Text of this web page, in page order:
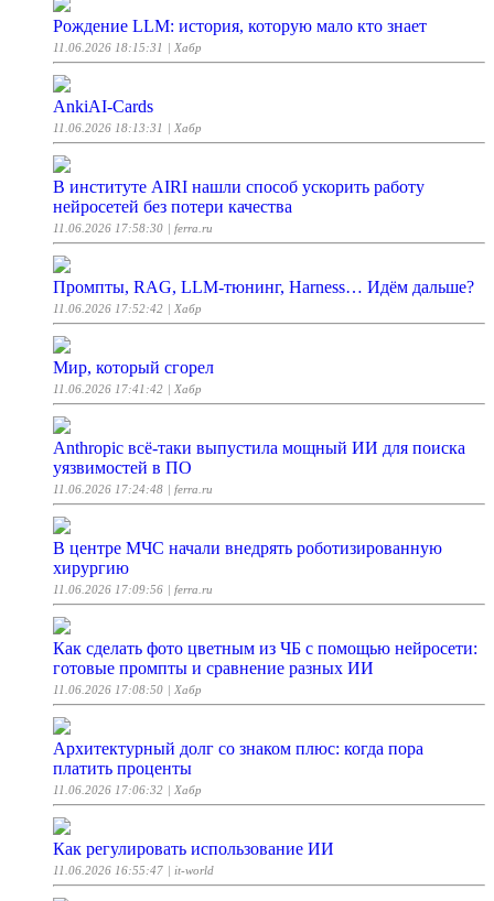
Рождение LLM: история, которую мало кто знает
11.06.2026 18:15:31 | Хабр
AnkiAI-Cards
11.06.2026 18:13:31 | Хабр
В институте AIRI нашли способ ускорить работу
нейросетей без потери качества
11.06.2026 17:58:30 | ferra.ru
Промпты, RAG, LLM-тюнинг, Harness… Идём дальше?
11.06.2026 17:52:42 | Хабр
Мир, который сгорел
11.06.2026 17:41:42 | Хабр
Anthropic всё-таки выпустила мощный ИИ для поиска
уязвимостей в ПО
11.06.2026 17:24:48 | ferra.ru
В центре МЧС начали внедрять роботизированную
хирургию
11.06.2026 17:09:56 | ferra.ru
Как сделать фото цветным из ЧБ с помощью нейросети:
готовые промпты и сравнение разных ИИ
11.06.2026 17:08:50 | Хабр
Архитектурный долг со знаком плюс: когда пора
платить проценты
11.06.2026 17:06:32 | Хабр
Как регулировать использование ИИ
11.06.2026 16:55:47 | it-world